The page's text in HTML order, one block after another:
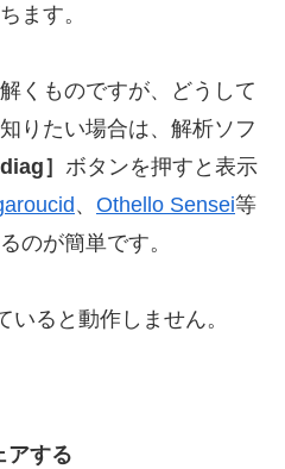
ます。
くものですが、どうして
りたい場合は、解析ソフ
diag］ ボタンを押すと表示
、 Othello Sensei等
のが簡単です。
ると動作しません。
アする